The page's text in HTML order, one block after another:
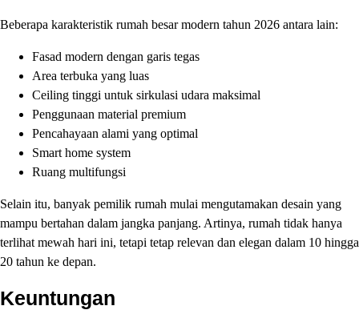
Beberapa karakteristik rumah besar modern tahun 2026 antara lain:
Fasad modern dengan garis tegas
Area terbuka yang luas
Ceiling tinggi untuk sirkulasi udara maksimal
Penggunaan material premium
Pencahayaan alami yang optimal
Smart home system
Ruang multifungsi
Selain itu, banyak pemilik rumah mulai mengutamakan desain yang
mampu bertahan dalam jangka panjang. Artinya, rumah tidak hanya
terlihat mewah hari ini, tetapi tetap relevan dan elegan dalam 10 hingga
20 tahun ke depan.
Keuntungan